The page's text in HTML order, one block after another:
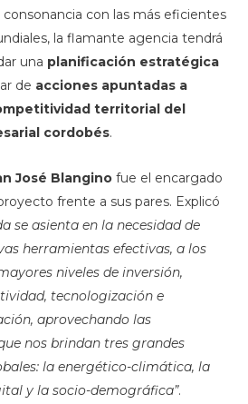
con las más eficientes
la flamante agencia tendrá
una planificación estratégica
de acciones apuntadas a
territorial del
cordobés.
José Blanginofue el encargado
frente a sus pares. Explicó
se asienta en la necesidad de
herramientas efectivas, a los
niveles de inversión,
tecnologización e
aprovechando las
nos brindan tres grandes
la energético-climática, la
y la socio-demográfica”.